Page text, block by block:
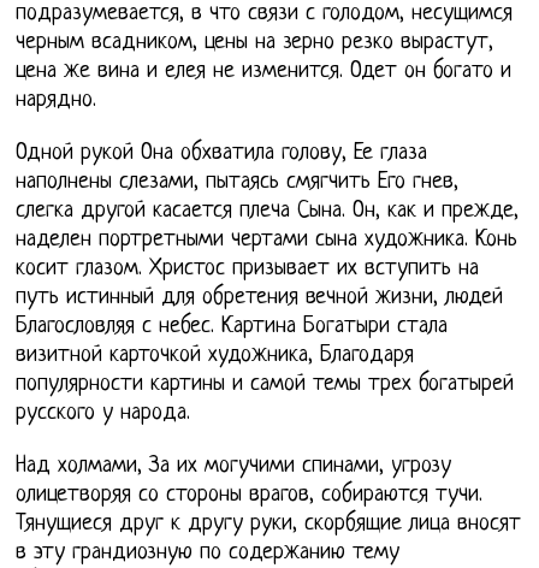
подразумевается, в что связи с голодом, несущимся
черным всадником, цены на зерно резко вырастут,
цена же вина и елея не изменится. Одет он богато и
нарядно.
Одной рукой Она обхватила голову, Ее глаза
наполнены слезами, пытаясь смягчить Его гнев,
слегка другой касается плеча Сына. Он, как и прежде,
наделен портретными чертами сына художника. Конь
косит глазом. Христос призывает их вступить на
путь истинный для обретения вечной жизни, людей
Благословляя с небес. Картина Богатыри стала
визитной карточкой художника, Благодаря
популярности картины и самой темы трех богатырей
русского у народа.
Над холмами, За их могучими спинами, угрозу
олицетворяя со стороны врагов, собираются тучи.
Тянущиеся друг к другу руки, скорбящие лица вносят
в эту грандиозную по содержанию тему